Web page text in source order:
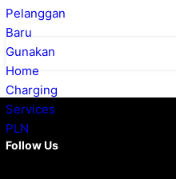
Follow Us